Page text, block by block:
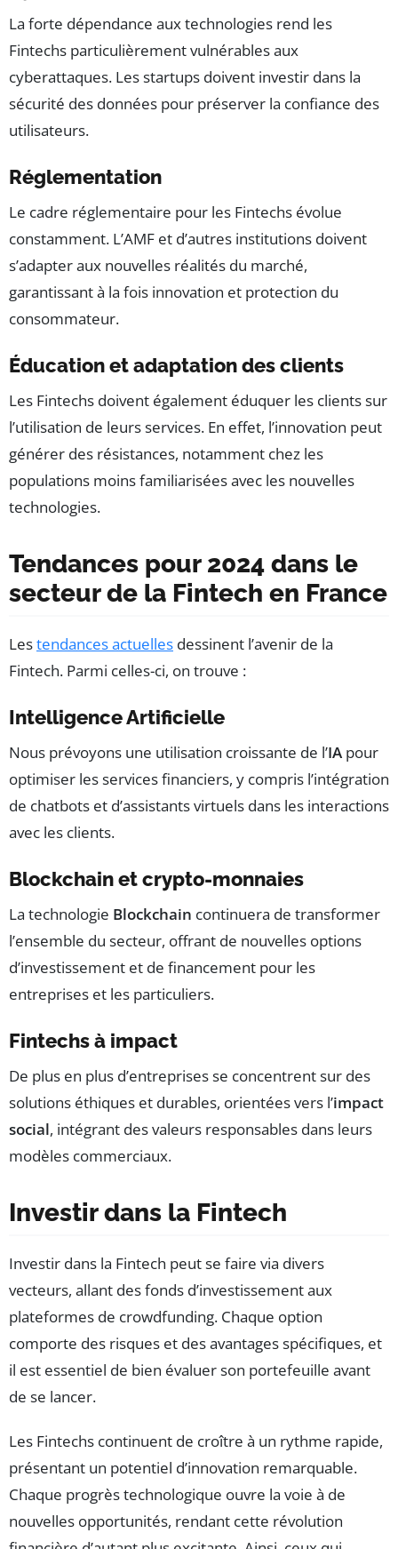
La forte dépendance aux technologies rend les
Fintechs particulièrement vulnérables aux
cyberattaques. Les startups doivent investir dans la
sécurité des données pour préserver la confiance des
utilisateurs.
Réglementation
Le cadre réglementaire pour les Fintechs évolue
constamment. L’AMF et d’autres institutions doivent
s’adapter aux nouvelles réalités du marché,
garantissant à la fois innovation et protection du
consommateur.
Éducation et adaptation des clients
Les Fintechs doivent également éduquer les clients sur
l’utilisation de leurs services. En effet, l’innovation peut
générer des résistances, notamment chez les
populations moins familiarisées avec les nouvelles
technologies.
Tendances pour 2024 dans le
secteur de la Fintech en France
Lestendances actuelles dessinent l’avenir de la
Fintech. Parmi celles-ci, on trouve :
Intelligence Artificielle
Nous prévoyons une utilisation croissante de l’IA pour
optimiser les services financiers, y compris l’intégration
de chatbots et d’assistants virtuels dans les interactions
avec les clients.
Blockchain et crypto-monnaies
La technologie Blockchain continuera de transformer
l’ensemble du secteur, offrant de nouvelles options
d’investissement et de financement pour les
entreprises et les particuliers.
Fintechs à impact
De plus en plus d’entreprises se concentrent sur des
solutions éthiques et durables, orientées vers l’impact
social, intégrant des valeurs responsables dans leurs
modèles commerciaux.
Investir dans la Fintech
Investir dans la Fintech peut se faire via divers
vecteurs, allant des fonds d’investissement aux
plateformes de crowdfunding. Chaque option
comporte des risques et des avantages spécifiques, et
il est essentiel de bien évaluer son portefeuille avant
de se lancer.
Les Fintechs continuent de croître à un rythme rapide,
présentant un potentiel d’innovation remarquable.
Chaque progrès technologique ouvre la voie à de
nouvelles opportunités, rendant cette révolution